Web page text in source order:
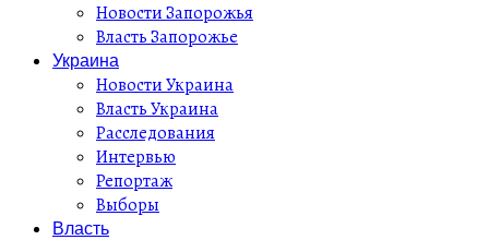
Новости Запорожья
Власть Запорожье
Украина
Новости Украина
Власть Украина
Расследования
Интервью
Репортаж
Выборы
Власть